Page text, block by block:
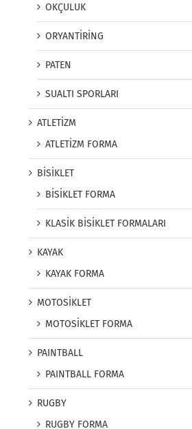
OKÇULUK
ORYANTİRİNG
PATEN
SUALTI SPORLARI
ATLETİZM
ATLETİZM FORMA
BİSİKLET
BİSİKLET FORMA
KLASİK BİSİKLET FORMALARI
KAYAK
KAYAK FORMA
MOTOSİKLET
MOTOSİKLET FORMA
PAINTBALL
PAINTBALL FORMA
RUGBY
RUGBY FORMA